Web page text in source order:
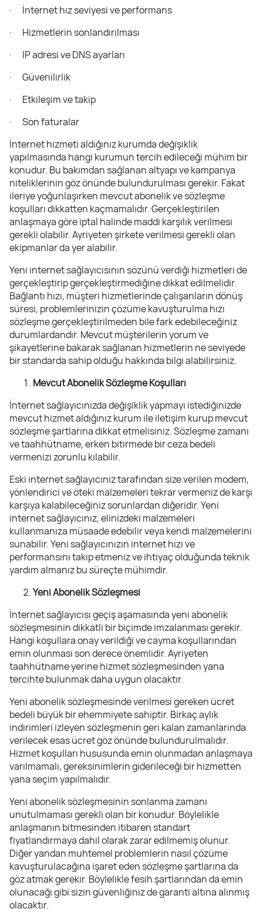
· İnternet hız seviyesi ve performans
· Hizmetlerin sonlandırılması
· IP adresi ve DNS ayarları
· Güvenilirlik
· Etkileşim ve takip
· Son faturalar
İnternet hizmeti aldığınız kurumda değişiklik
yapılmasında hangi kurumun tercih edileceği mühim bir
konudur. Bu bakımdan sağlanan altyapı ve kampanya
niteliklerinin göz önünde bulundurulması gerekir. Fakat
ileriye yoğunlaşırken mevcut abonelik ve sözleşme
koşulları dikkatten kaçmamalıdır. Gerçekleştirilen
anlaşmaya göre iptal halinde maddi karşılık verilmesi
gerekli olabilir. Ayriyeten şirkete verilmesi gerekli olan
ekipmanlar da yer alabilir.
Yeni internet sağlayıcısının sözünü verdiği hizmetleri de
gerçekleştirip gerçekleştirmediğine dikkat edilmelidir.
Bağlantı hızı, müşteri hizmetlerinde çalışanların dönüş
süresi, problemlerinizin çözüme kavuşturulma hızı
sözleşme gerçekleştirilmeden bile fark edebileceğiniz
durumlardandır. Mevcut müşterilerin yorum ve
şikayetlerine bakarak sağlanan hizmetlerin ne seviyede
bir standarda sahip olduğu hakkında bilgi alabilirsiniz.
Mevcut Abonelik Sözleşme Koşulları
İnternet sağlayıcınızda değişiklik yapmayı istediğinizde
mevcut hizmet aldığınız kurum ile iletişim kurup mevcut
sözleşme şartlarına dikkat etmelisiniz. Sözleşme zamanı
ve taahhütname, erken bitirmede bir ceza bedeli
vermenizi zorunlu kılabilir.
Eski internet sağlayıcınız tarafından size verilen modem,
yönlendirici ve öteki malzemeleri tekrar vermeniz de karşı
karşıya kalabileceğiniz sorunlardan diğeridir. Yeni
internet sağlayıcınız, elinizdeki malzemeleri
kullanmanıza müsaade edebilir veya kendi malzemelerini
sunabilir. Yeni sağlayıcınızın internet hızı ve
performansını takip etmeniz ve ihtiyaç olduğunda teknik
yardım almanız bu süreçte mühimdir.
Yeni Abonelik Sözleşmesi
İnternet sağlayıcısı geçiş aşamasında yeni abonelik
sözleşmesinin dikkatli bir biçimde imzalanması gerekir.
Hangi koşullara onay verildiği ve cayma koşullarından
emin olunması son derece önemlidir. Ayriyeten
taahhütname yerine hizmet sözleşmesinden yana
tercihte bulunmak daha uygun olacaktır.
Yeni abonelik sözleşmesinde verilmesi gereken ücret
bedeli büyük bir ehemmiyete sahiptir. Birkaç aylık
indirimleri izleyen sözleşmenin geri kalan zamanlarında
verilecek esas ücret göz önünde bulundurulmalıdır.
Hizmet koşulları hususunda emin olunmadan anlaşmaya
varılmamalı, gereksinimlerin giderileceği bir hizmetten
yana seçim yapılmalıdır.
Yeni abonelik sözleşmesinin sonlanma zamanı
unutulmaması gerekli olan bir konudur. Böylelikle
anlaşmanın bitmesinden itibaren standart
fiyatlandırmaya dahil olarak zarar edilmemiş olunur.
Diğer yandan muhtemel problemlerin nasıl çözüme
kavuşturulacağına işaret eden sözleşme şartlarına da
göz atmak gerekir. Böylelikle fesih şartlarından da emin
olunacağı gibi sizin güvenliğiniz de garanti altına alınmış
olacaktır.